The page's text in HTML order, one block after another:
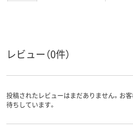
レビュー（0件）
投稿されたレビューはまだありません。お
待ちしています。